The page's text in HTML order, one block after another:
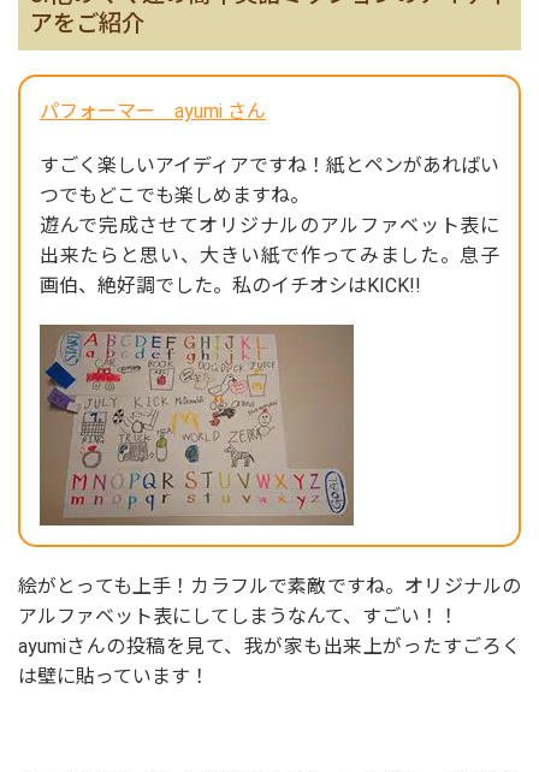
アをご紹介
パフォーマー ayumi さん
すごく楽しいアイディアですね！紙とペンがあればい
つでもどこでも楽しめますね。
遊んで完成させてオリジナルのアルファベット表に
出来たらと思い、大きい紙で作ってみました。息子
画伯、絶好調でした。私のイチオシはKICK!!
絵がとっても上手！カラフルで素敵ですね。オリジナルの
アルファベット表にしてしまうなんて、すごい！！
ayumiさんの投稿を見て、我が家も出来上がったすごろく
は壁に貼っています！